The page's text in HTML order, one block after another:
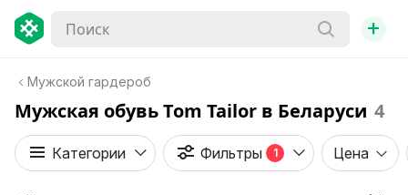
+
Мужской гардероб
Мужская обувь Tom Tailor в Беларуси 4
Категории Фильтры 1 Цена